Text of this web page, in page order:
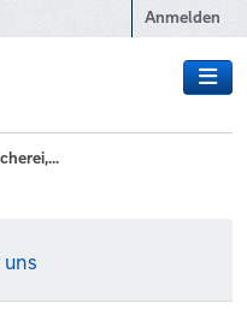
Anmelden
uns